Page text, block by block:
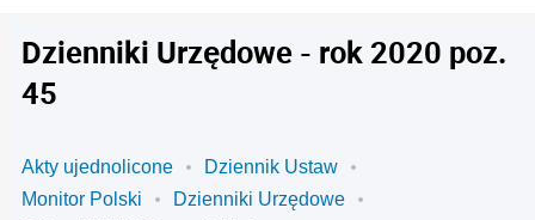
Dzienniki Urzędowe - rok 2020 poz.
45
Akty ujednolicone
Dziennik Ustaw
Monitor Polski
Dzienniki Urzędowe